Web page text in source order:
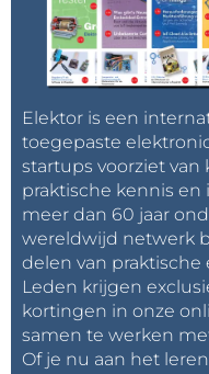
Elektor is een
toegepaste
startups voorziet
praktische kennis en
meer dan 60 jaar
wereldwijd netwerk
delen van praktische
Leden krijgen
kortingen in onze
samen te werken
Of je nu aan het